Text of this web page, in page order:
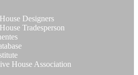
Designers
Tradesperson
House Association